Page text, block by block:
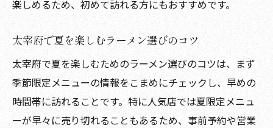
楽しめるため、初めて訪れる方にもおすすめです。
太宰府で夏を楽しむラーメン選びのコツ
太宰府で夏を楽しむためのラーメン選びのコツは、まず
季節限定メニューの情報をこまめにチェックし、早めの
時間帯に訪れることです。特に人気店では夏限定メニュ
ーが早々に売り切れることもあるため、事前予約や営業